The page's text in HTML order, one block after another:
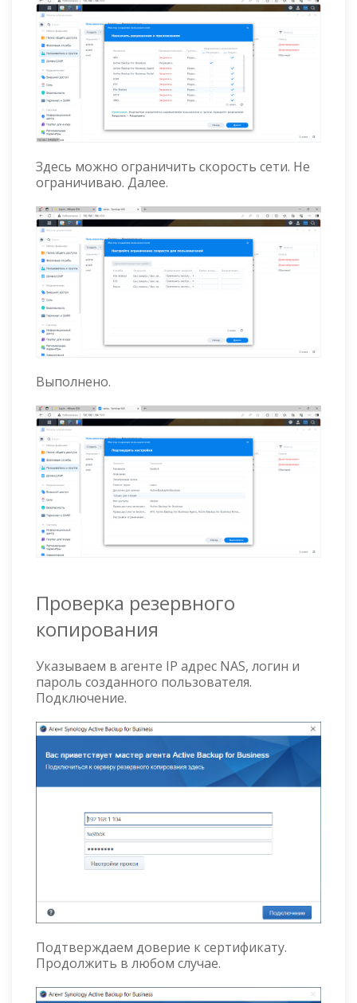
Здесь можно ограничить скорость сети. Не
ограничиваю. Далее.
Выполнено.
Проверка резервного
копирования
Указываем в агенте IP адрес NAS, логин и
пароль созданного пользователя.
Подключение.
Подтверждаем доверие к сертификату.
Продолжить в любом случае.